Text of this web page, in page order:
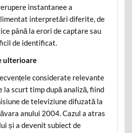
instantanee a
interpretări diferite, de
până la erori de captare sau
de identificat.
ulterioare
considerate relevante
la scurt timp după analiză, fiind
de televiziune difuzată la
anului 2004. Cazul a atras
și a devenit subiect de